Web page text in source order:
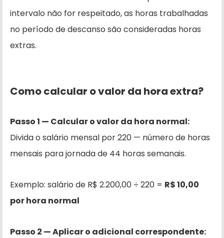
intervalo não for respeitado, as horas trabalhadas
no período de descanso são consideradas horas
extras.
Como calcular o valor da hora extra?
Passo 1 — Calcular o valor da hora normal:
Divida o salário mensal por 220 — número de horas
mensais para jornada de 44 horas semanais.
Exemplo: salário de R$ 2.200,00 ÷ 220 = R$ 10,00
por hora normal
Passo 2 — Aplicar o adicional correspondente: